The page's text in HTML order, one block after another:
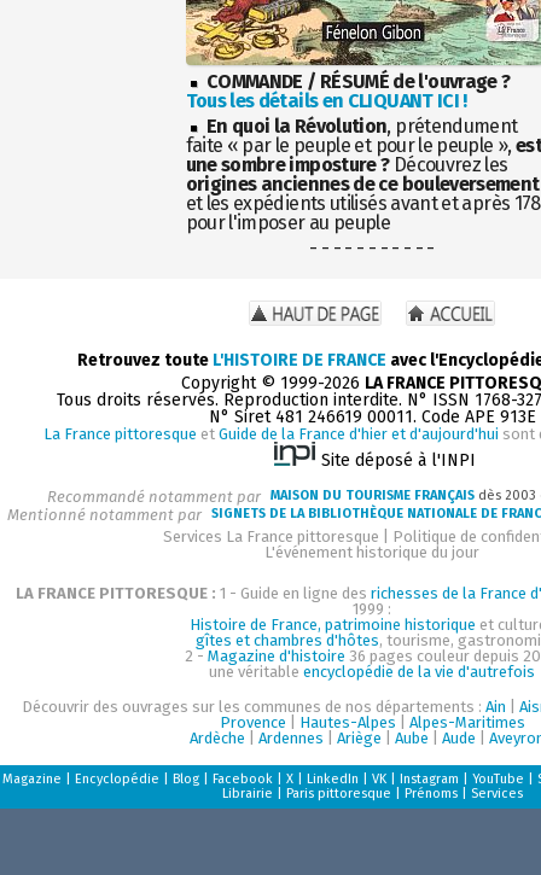
COMMANDE / RÉSUMÉ de l'ouvrage ?
Tous les détails en CLIQUANT ICI !
En quoi la Révolution, prétendument
faite « par le peuple et pour le peuple »,
une sombre imposture ?Découvrez les
origines anciennes de ce bouleversement
et les expédients utilisés avant et après
pour l'imposer au peuple
- - - - - - - - - - -
Retrouvez toute L'HISTOIRE DE FRANCE avec
Copyright © 1999-2026 LA FRANCE
Tous droits réservés. Reproduction interdite. N° ISSN 1768-
N° Siret 481 246619 00011. Code APE 913E
La France pittoresque et Guide de la France d'hier et d'aujourd'hui sont
Site déposé à l'INPI
Recommandé notamment par MAISON DU TOURISME FRANÇAIS dès
Mentionné notamment par SIGNETS DE LA BIBLIOTHÈQUE NATIONALE DE
Services La France pittoresque
Politique de
L'événement historique du jour
LA FRANCE PITTORESQUE : 1 - Guide en ligne des richesses de la France
1999 :
Histoire de France, patrimoine historique et
gîtes et chambres d'hôtes, tourisme,
2 - Magazine d'histoire 36 pages couleur depuis
une véritable encyclopédie de la vie d'autrefois
Découvrir des ouvrages sur les communes de nos départements : Ain
Provence
Hautes-Alpes
Alpes-Maritimes
Ardèche
Ardennes Ariège Aube Aude
Magazine Encyclopédie Blog| Facebook| X| LinkedIn VK| Instagram YouTube
Librairie
Paris pittoresque Prénoms| Services